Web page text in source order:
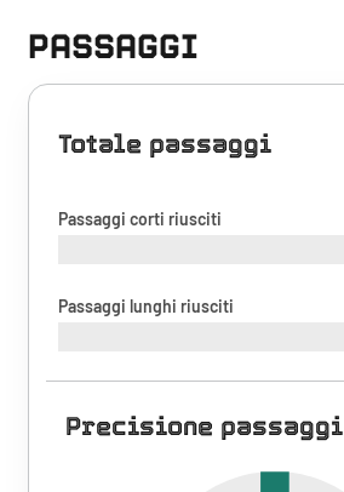
PASSAGGI
Totale passaggi
Passaggi corti riusciti
Passaggi lunghi riusciti
Precisione passaggi